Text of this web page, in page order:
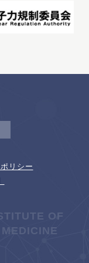
リシー
OF